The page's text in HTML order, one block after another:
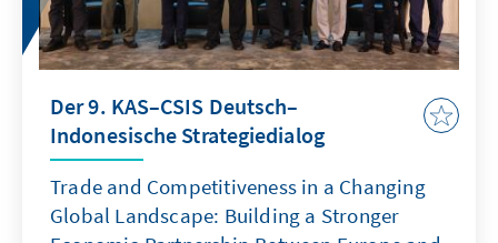
Der 9. KAS–CSIS Deutsch–
Indonesische Strategiedialog
Trade and Competitiveness in a Changing
Global Landscape: Building a Stronger